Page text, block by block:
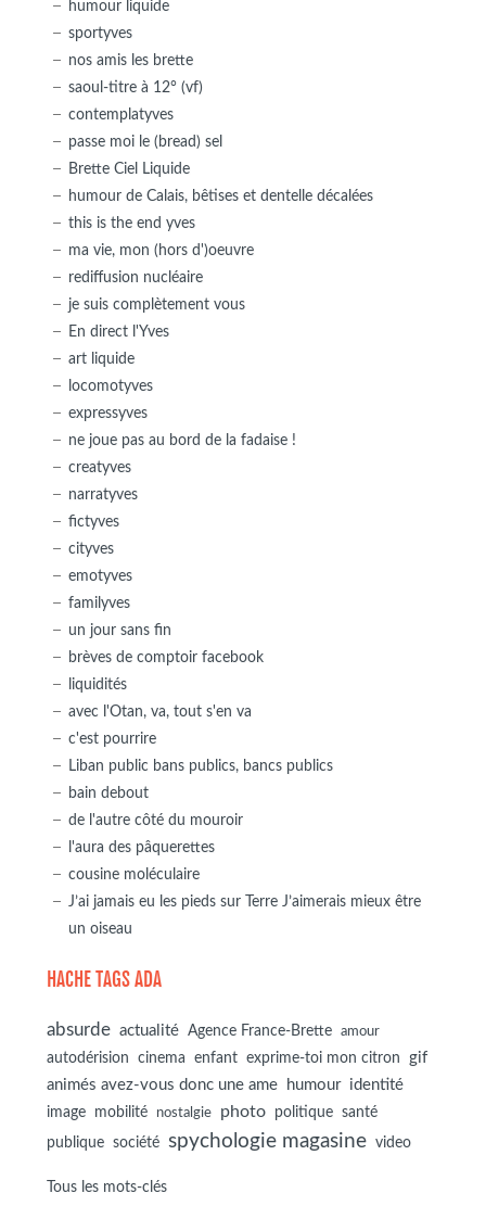
humour liquide
sportyves
nos amis les brette
saoul-titre à 12° (vf)
contemplatyves
passe moi le (bread) sel
Brette Ciel Liquide
humour de Calais, bêtises et dentelle décalées
this is the end yves
ma vie, mon (hors d')oeuvre
rediffusion nucléaire
je suis complètement vous
En direct l'Yves
art liquide
locomotyves
expressyves
ne joue pas au bord de la fadaise !
creatyves
narratyves
fictyves
cityves
emotyves
familyves
un jour sans fin
brèves de comptoir facebook
liquidités
avec l'Otan, va, tout s'en va
c'est pourrire
Liban public bans publics, bancs publics
bain debout
de l'autre côté du mouroir
l'aura des pâquerettes
cousine moléculaire
J’ai jamais eu les pieds sur Terre J’aimerais mieux être
un oiseau
HACHE TAGS ADA
absurde actualité Agence France-Brette amour
autodérision cinema enfant exprime-toi mon citron
gif
animés avez-vous donc une ame
humour identité
image mobilité nostalgie photo politique
santé
publique
société spychologie magasine video
Tous les mots-clés